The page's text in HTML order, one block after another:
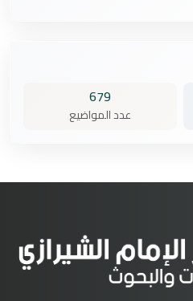
679
عدد المواضيع